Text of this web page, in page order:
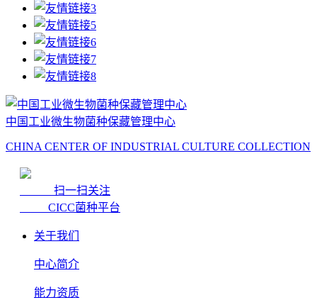
中国工业微生物菌种保藏管理中心
CHINA CENTER OF INDUSTRIAL CULTURE COLLECTION
扫一扫关注
CICC菌种平台
关于我们
中心简介
能力资质